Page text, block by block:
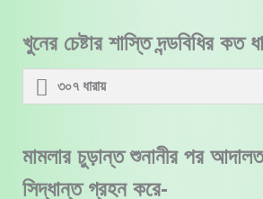
খুনের চেষ্টার শাস্তি দন্ডবিধির কত
৩০৭ ধারায়
মামলার চুড়ান্ত শুনানীর পর
সিদ্ধান্ত গ্রহন করে-